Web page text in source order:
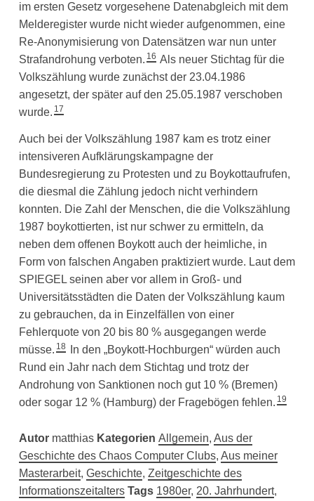
im ersten Gesetz vorgesehene Datenabgleich mit dem
Melderegister wurde nicht wieder aufgenommen, eine
Re-Anonymisierung von Datensätzen war nun unter
Strafandrohung verboten. 16 Als neuer Stichtag für die
Volkszählung wurde zunächst der 23.04.1986
angesetzt, der später auf den 25.05.1987 verschoben
wurde. 17
Auch bei der Volkszählung 1987 kam es trotz einer
intensiveren Aufklärungskampagne der
Bundesregierung zu Protesten und zu Boykottaufrufen,
die diesmal die Zählung jedoch nicht verhindern
konnten. Die Zahl der Menschen, die die Volkszählung
1987 boykottierten, ist nur schwer zu ermitteln, da
neben dem offenen Boykott auch der heimliche, in
Form von falschen Angaben praktiziert wurde. Laut dem
SPIEGEL seinen aber vor allem in Groß- und
Universitätsstädten die Daten der Volkszählung kaum
zu gebrauchen, da in Einzelfällen von einer
Fehlerquote von 20 bis 80 % ausgegangen werde
müsse. 18
In den „Boykott-Hochburgen“ würden auch
Rund ein Jahr nach dem Stichtag und trotz der
Androhung von Sanktionen noch gut 10 % (Bremen)
oder sogar 12 % (Hamburg) der Fragebögen fehlen. 19
Autor matthias Kategorien Allgemein, Aus der
Geschichte des Chaos Computer Clubs, Aus meiner
Masterarbeit, Geschichte, Zeitgeschichte des
Informationszeitalters Tags 1980er, 20. Jahrhundert,